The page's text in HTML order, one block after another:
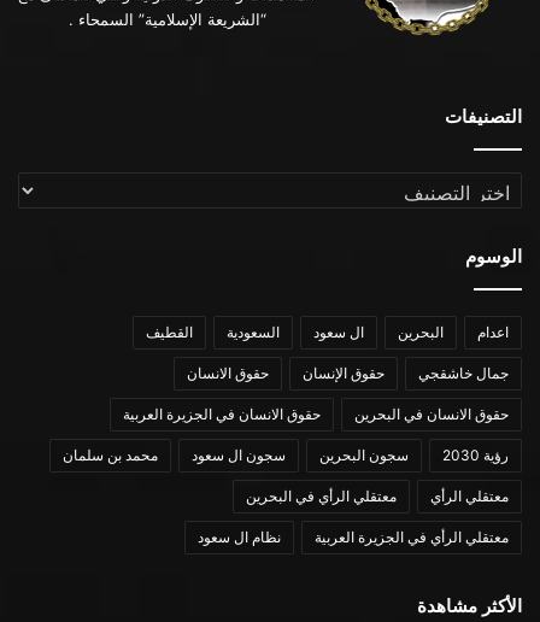
“الشريعة الإسلامية” السمحاء .
التصنيفات
التصنيفات
الوسوم
اعدام البحرين ال سعود السعودية القطيف
جمال خاشقجي حقوق الإنسان حقوق الانسان
حقوق الانسان في البحرين حقوق الانسان في الجزيرة العربية
رؤية 2030 سجون البحرين سجون ال سعود محمد بن سلمان
معتقلي الرأي معتقلي الرأي في البحرين
معتقلي الرأي في الجزيرة العربية نظام ال سعود
الأكثر مشاهدة